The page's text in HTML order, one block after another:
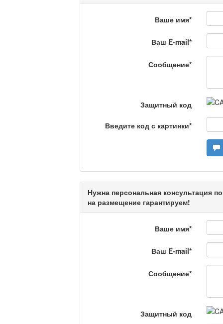
На полицейской
Еженедельный обзор
Люди в кадре
Актуальный
Кто поможет
Сделано в Актобе /
Ваше имя*
Ваш E-mail*
Сообщение*
Защитный код
Введите код с картинки*
Нужна персональная консультация
на размещение гарантируем!
Ваше имя*
Ваш E-mail*
Сообщение*
Защитный код